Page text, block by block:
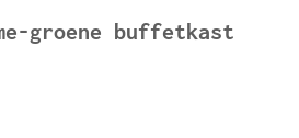
groene buffetkast